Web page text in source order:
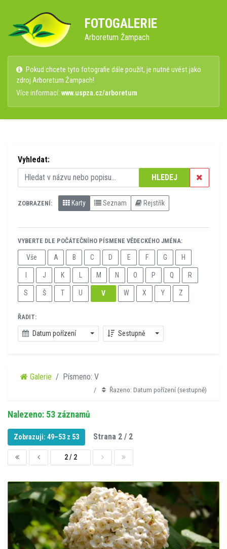
FOTOGALERIE
Arboretum Žampach
Pokud chcete tyto fotografie dále použít, je nutné uvést jako
zdroj Arboretum Žampach!
Více informací: www.uspza.cz/arboretum
Vyhledat:
HLEDEJ
ZOBRAZENÍ: Karty Seznam Rejstřík
VYBERTE DLE POČÁTEČNÍHO PÍSMENE VĚDECKÉHO JMÉNA:
Vše A B C D E F G H
J K M N O P Q R
S Š T U V W X Y Z
ŘADIT:
Datum pořízení Sestupně
Galerie Písmeno: V
Řazeno: Datum pořízení (sestupně)
Nalezeno: 53 záznamů
Zobrazuji: 49–53 z 53 Strana 2 / 2
2 / 2